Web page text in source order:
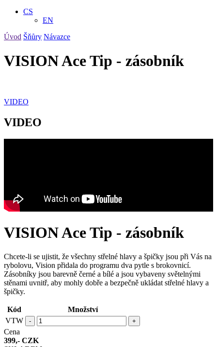
CS
EN
Úvod Šňůry Návazce
VISION Ace Tip - zásobník
VIDEO
VIDEO
VISION Ace Tip - zásobník
Chcete-li se ujistit, že všechny střelné hlavy a špičky jsou při Vás na
rybolovu, Vision přidala do programu dva pytle s brokovnicí.
Zásobníky jsou barevně černé a bílé a jsou vybaveny světelnými
stěnami uvnitř, aby mohly dobře a bezpečně ukládat střelné hlavy a
špičky.
Kód
Množství
VTW
- +
Cena
399,- CZK